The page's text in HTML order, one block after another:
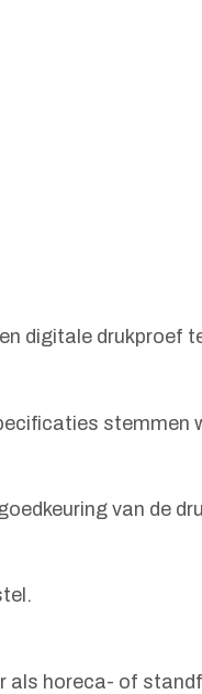
digitale drukproef
stemmen
van de
als horeca- of